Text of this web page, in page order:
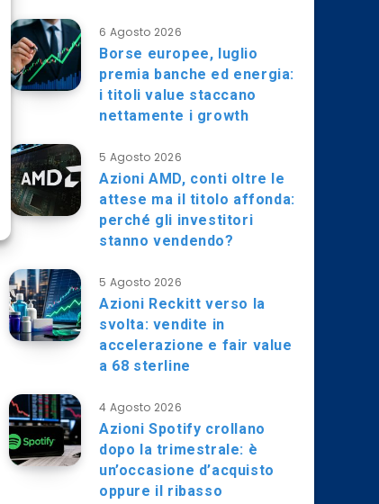
6 Agosto 2026
Borse europee, luglio
premia banche ed energia:
i titoli value staccano
nettamente i growth
5 Agosto 2026
Azioni AMD, conti oltre le
attese ma il titolo affonda:
perché gli investitori
stanno vendendo?
5 Agosto 2026
Azioni Reckitt verso la
svolta: vendite in
accelerazione e fair value
a 68 sterline
4 Agosto 2026
Azioni Spotify crollano
dopo la trimestrale: è
un’occasione d’acquisto
oppure il ribasso